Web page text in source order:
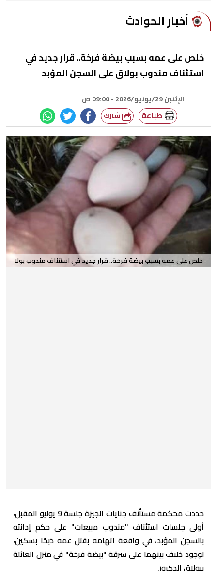
أخبار الحوادث
خلص على عمه بسبب بيضة فرخة.. قرار جديد في
استئناف مندوب بولاق على السجن المؤبد
الإثنين 29/يونيو/2026 - 09:00 ص
طباعة
خلص على عمه بسبب بيضة فرخة.. قرار جديد في استئناف مندوب بولا
حددت محكمة مستأنف جنايات الجيزة جلسة 9 يوليو المقبل،
أولى جلسات استئناف "مندوب مبيعات" على حكم إدانته
بالسجن المؤبد، في واقعة اتهامه بقتل عمه ذبحًا بسكين،
لوجود خلاف بينهما على سرقة "بيضة فرخة" في منزل العائلة
ببولاق الدكرور.